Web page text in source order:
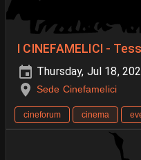
I CINEFAMELICI -
Thursday, Jul 18,
Sede Cinefamelici
cineforum cinema